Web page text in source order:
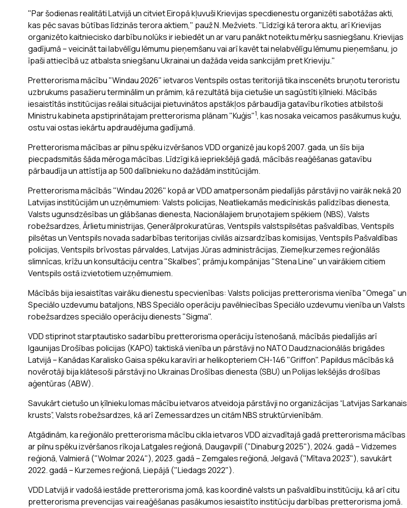
"Par šodienas realitāti Latvijā un citviet Eiropā kļuvuši Krievijas specdienestu organizēti sabotāžas akti,
kas pēc savas būtības līdzinās terora aktiem," pauž N. Mežviets. "Līdzīgi kā terora aktu, arī Krievijas
organizēto kaitniecisko darbību nolūks ir iebiedēt un ar varu panākt noteiktu mērķu sasniegšanu. Krievijas
gadījumā – veicināt tai labvēlīgu lēmumu pieņemšanu vai arī kavēt tai nelabvēlīgu lēmumu pieņemšanu, jo
īpaši attiecībā uz atbalsta sniegšanu Ukrainai un dažāda veida sankcijām pret Krieviju."
Pretterorisma mācību "Windau 2026" ietvaros Ventspils ostas teritorijā tika inscenēts bruņotu teroristu
uzbrukums pasažieru terminālim un prāmim, kā rezultātā bija cietušie un sagūstīti ķīlnieki. Mācībās
iesaistītās institūcijas reālai situācijai pietuvinātos apstākļos pārbaudīja gatavību rīkoties atbilstoši
Ministru kabineta apstiprinātajam pretterorisma plānam "Kuģis"1, kas nosaka veicamos pasākumus kuģu,
ostu vai ostas iekārtu apdraudējuma gadījumā.
Pretterorisma mācības ar pilnu spēku izvēršanos VDD organizē jau kopš 2007. gada, un šīs bija
piecpadsmitās šāda mēroga mācības. Līdzīgi kā iepriekšējā gadā, mācībās reaģēšanas gatavību
pārbaudīja un attīstīja ap 500 dalībnieku no dažādām institūcijām.
Pretterorisma mācībās "Windau 2026" kopā ar VDD amatpersonām piedalījās pārstāvji no vairāk nekā 20
Latvijas institūcijām un uzņēmumiem: Valsts policijas, Neatliekamās medicīniskās palīdzības dienesta,
Valsts ugunsdzēsības un glābšanas dienesta, Nacionālajiem bruņotajiem spēkiem (NBS), Valsts
robežsardzes, Ārlietu ministrijas, Ģenerālprokuratūras, Ventspils valstspilsētas pašvaldības, Ventspils
pilsētas un Ventspils novada sadarbības teritorijas civilās aizsardzības komisijas, Ventspils Pašvaldības
policijas, Ventspils brīvostas pārvaldes, Latvijas Jūras administrācijas, Ziemeļkurzemes reģionālās
slimnīcas, krīžu un konsultāciju centra "Skalbes", prāmju kompānijas "Stena Line" un vairākiem citiem
Ventspils ostā izvietotiem uzņēmumiem.
Mācībās bija iesaistītas vairāku dienestu specvienības: Valsts policijas pretterorisma vienība "Omega" un
Speciālo uzdevumu bataljons, NBS Speciālo operāciju pavēlniecības Speciālo uzdevumu vienība un Valsts
robežsardzes speciālo operāciju dienests "Sigma".
VDD stiprinot starptautisko sadarbību pretterorisma operāciju īstenošanā, mācībās piedalījās arī
Igaunijas Drošības policijas (KAPO) taktiskā vienība un pārstāvji no NATO Daudznacionālās brigādes
Latvijā – Kanādas Karalisko Gaisa spēku karavīri ar helikopteriem CH-146 "Griffon". Papildus mācībās kā
novērotāji bija klātesoši pārstāvji no Ukrainas Drošības dienesta (SBU) un Polijas Iekšējās drošības
aģentūras (ABW).
Savukārt cietušo un ķīlnieku lomas mācību ietvaros atveidoja pārstāvji no organizācijas “Latvijas Sarkanais
krusts”, Valsts robežsardzes, kā arī Zemessardzes un citām NBS struktūrvienībām.
Atgādinām, ka reģionālo pretterorisma mācību cikla ietvaros VDD aizvadītajā gadā pretterorisma mācības
ar pilnu spēku izvēršanos rīkoja Latgales reģionā, Daugavpilī ("Dinaburg 2025"), 2024. gadā – Vidzemes
reģionā, Valmierā ("Wolmar 2024"), 2023. gadā – Zemgales reģionā, Jelgavā ("Mītava 2023"), savukārt
2022. gadā – Kurzemes reģionā, Liepājā ("Liedags 2022").
VDD Latvijā ir vadošā iestāde pretterorisma jomā, kas koordinē valsts un pašvaldību institūciju, kā arī citu
pretterorisma prevencijas vai reaģēšanas pasākumos iesaistīto institūciju darbības pretterorisma jomā.